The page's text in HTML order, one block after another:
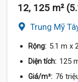
12, 125 m²
Trung Mỹ
Rộng: 5.1 m x
Diện tích: 125
Giá/m²: 76